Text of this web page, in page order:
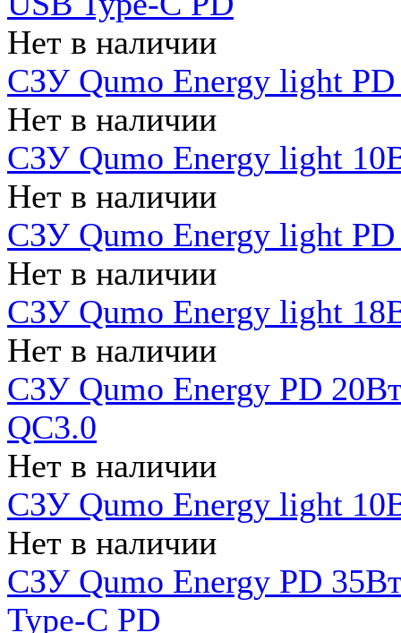
Нет в наличии
СЗУ Qumo Energy light
Нет в наличии
СЗУ Qumo Energy light
Нет в наличии
СЗУ Qumo Energy light
Нет в наличии
СЗУ Qumo Energy light
Нет в наличии
СЗУ Qumo Energy PD
QC3.0
Нет в наличии
СЗУ Qumo Energy light
Нет в наличии
СЗУ Qumo Energy PD
Type-C PD